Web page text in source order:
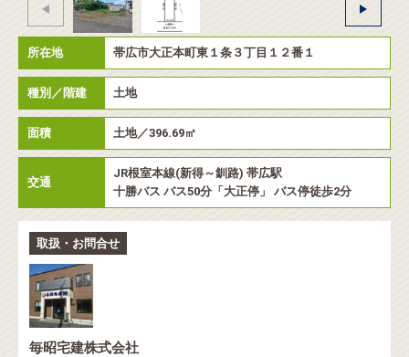
所在地 帯広市大正本町東１条３丁目１２番１
種別／階建 土地
面積 土地／396.69㎡
交通
JR根室本線(新得～釧路) 帯広駅
十勝バス バス50分「大正停」 バス停徒歩2分
取扱・お問合せ
毎昭宅建株式会社